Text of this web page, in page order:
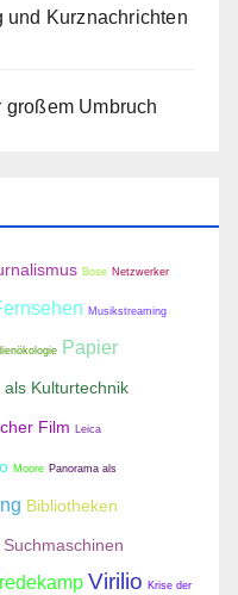
und Kurznachrichten
großem Umbruch
Bose Netzwerker
Musikstreaming
Papier
Kulturtechnik
Film Leica
Moore Panorama als
Bibliotheken
Suchmaschinen
Virilio Krise der